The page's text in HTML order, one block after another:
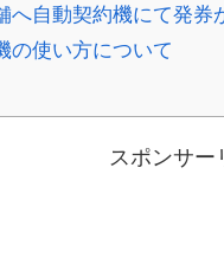
へ自動契約機にて発券
の使い方について
スポンサー